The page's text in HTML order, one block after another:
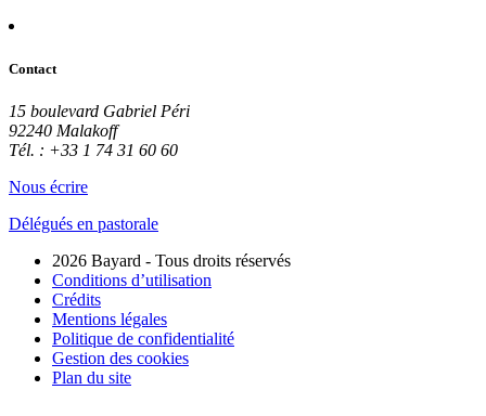
Contact
15 boulevard Gabriel Péri
92240 Malakoff
Tél. : +33 1 74 31 60 60
Nous écrire
Délégués en pastorale
2026 Bayard - Tous droits réservés
Conditions d’utilisation
Crédits
Mentions légales
Politique de confidentialité
Gestion des cookies
Plan du site